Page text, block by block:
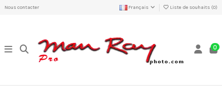
Nous contacter Français Liste de souhaits (0)
0